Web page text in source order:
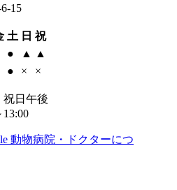
15
土 日 祝
● ▲
▲
● × ×
日午後